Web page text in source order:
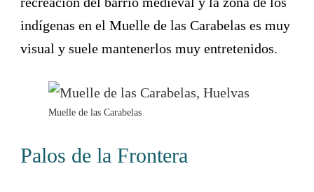
indígenas en el Muelle de las Carabelas es muy
visual y suele mantenerlos muy entretenidos.
Muelle de las Carabelas
Palos de la Frontera